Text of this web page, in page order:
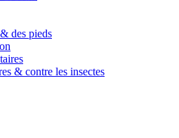
des pieds
& contre les insectes